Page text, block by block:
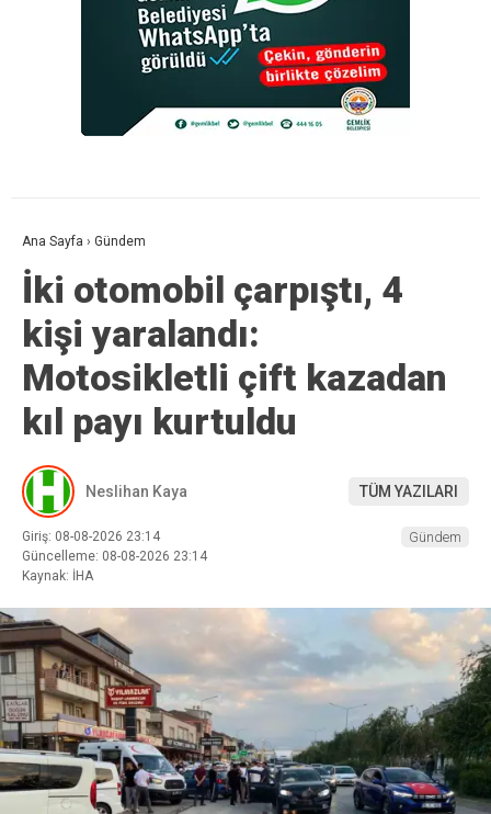
Ana Sayfa › Gündem
İki otomobil çarpıştı, 4
kişi yaralandı:
Motosikletli çift kazadan
kıl payı kurtuldu
Neslihan Kaya TÜM YAZILARI
Giriş: 08-08-2026 23:14
Güncelleme: 08-08-2026 23:14
Kaynak: İHA
Gündem